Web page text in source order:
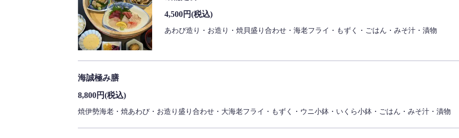
4,500円(税込)
あわび造り・お造り・焼貝盛り合わせ・海老フライ・もずく・ごはん・みそ汁・漬物
海誠極み膳
8,800円(税込)
焼伊勢海老・焼あわび・お造り盛り合わせ・大海老フライ・もずく・ウニ小鉢・いくら小鉢・ごはん・みそ汁・漬物